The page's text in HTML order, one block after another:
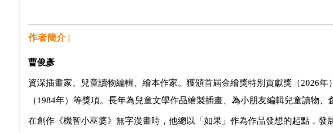
作者簡介 |
曹俊彥
資深插畫家、兒童讀物編輯、繪本作家。獲頒首屆金繪獎特別貢獻獎（2026
（1984年）等獎項。長年為兒童文學作品繪製插畫、為小朋友編輯兒童讀物、
在創作《機智小巫婆》無字漫畫時，他總以「如果」作為作品發想的起點，